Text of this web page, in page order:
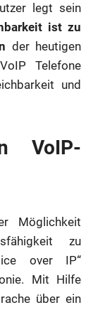
legt sein
ist zu
der heutigen
Telefone
und
VoIP-
Möglichkeit
zu
over IP“
Mit Hilfe
über ein